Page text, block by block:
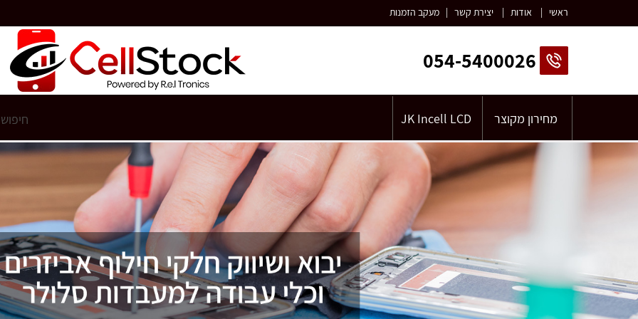
ראשי | אודות | יצירת קשר | מעקב הזמנות
054-5400026
מחירון מקוצר JK Incell LCD